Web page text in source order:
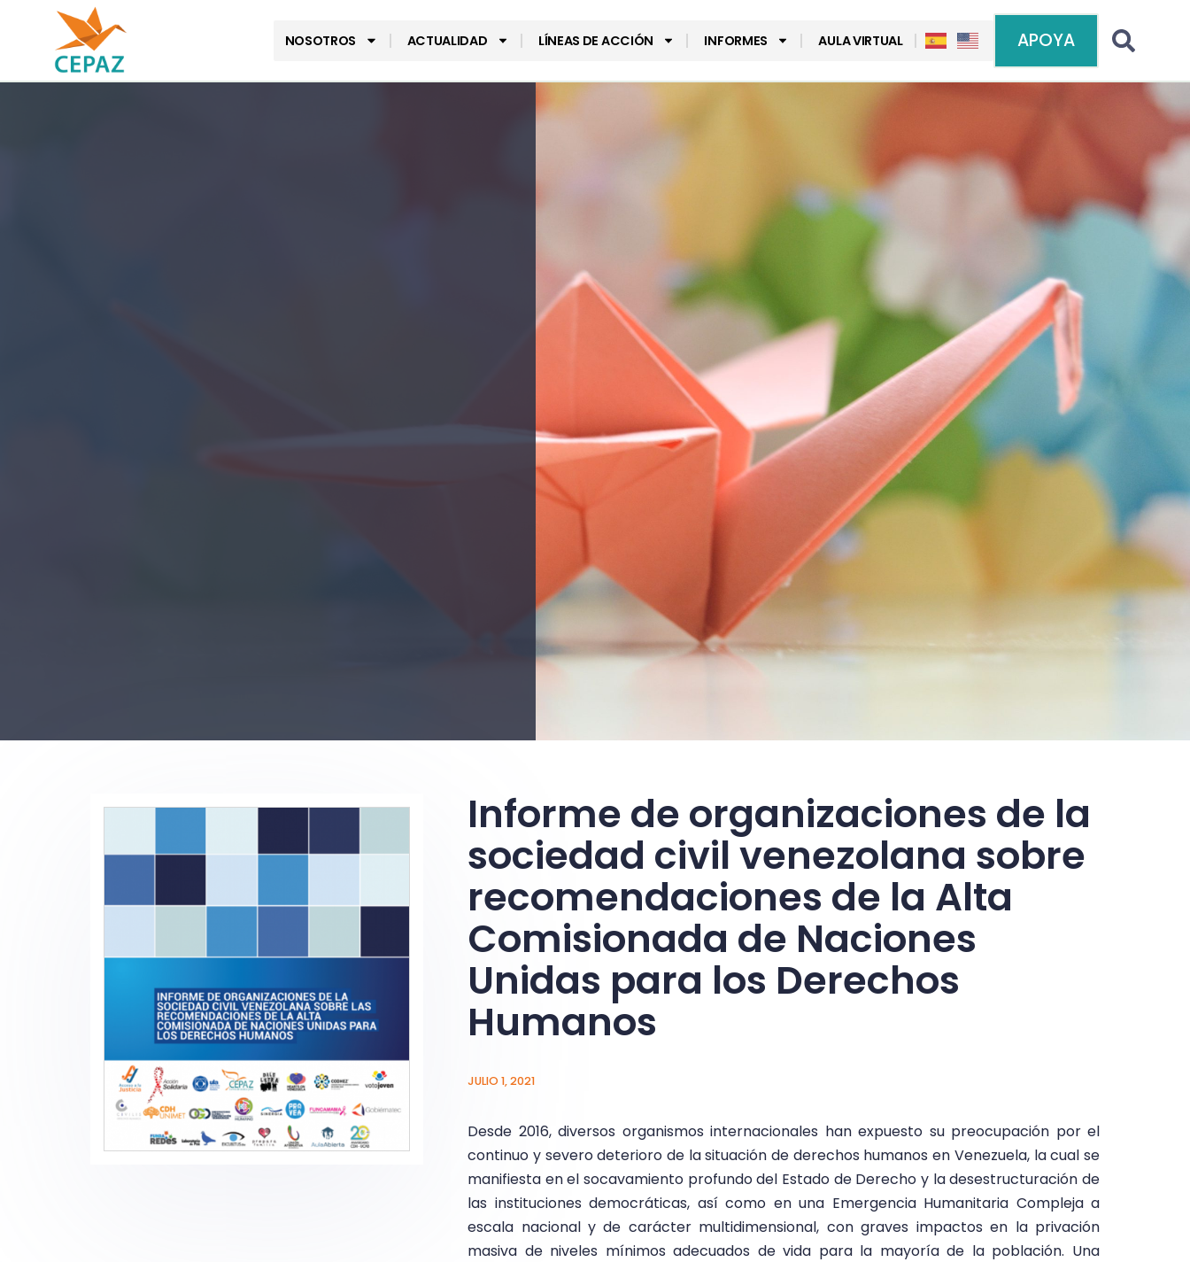
NOSOTROS ACTUALIDAD LÍNEAS DE ACCIÓN INFORMES AULA VIRTUAL APOYA
Informe de organizaciones de la
sociedad civil venezolana sobre
recomendaciones de la Alta
Comisionada de Naciones
Unidas para los Derechos
Humanos
JULIO 1, 2021
Desde 2016, diversos organismos internacionales han expuesto su preocupación por el
continuo y severo deterioro de la situación de derechos humanos en Venezuela, la cual se
manifiesta en el socavamiento profundo del Estado de Derecho y la desestructuración de
las instituciones democráticas, así como en una Emergencia Humanitaria Compleja a
escala nacional y de carácter multidimensional, con graves impactos en la privación
masiva de niveles mínimos adecuados de vida para la mayoría de la población. Una